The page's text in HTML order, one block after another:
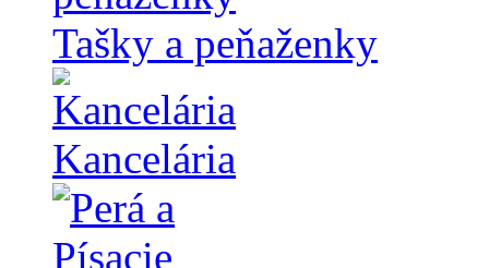
Tašky a peňaženky
Kancelária